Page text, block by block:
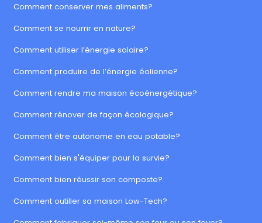
Comment conserver mes aliments?
Comment se nourrir en nature?
Comment utiliser l’énergie solaire?
Comment produire de l’énergie éolienne?
Comment rendre ma maison écoénergétique?
Comment rénover de façon écologique?
Comment être autonome en eau potable?
Comment bien s'équiper pour la survie?
Comment bien réussir son composte?
Comment outiller sa maison Low-Tech?